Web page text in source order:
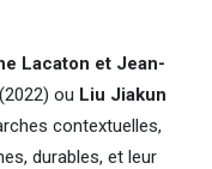
Lacaton et Jean-
(2022) ou Liu Jiakun
contextuelles,
durables, et leur